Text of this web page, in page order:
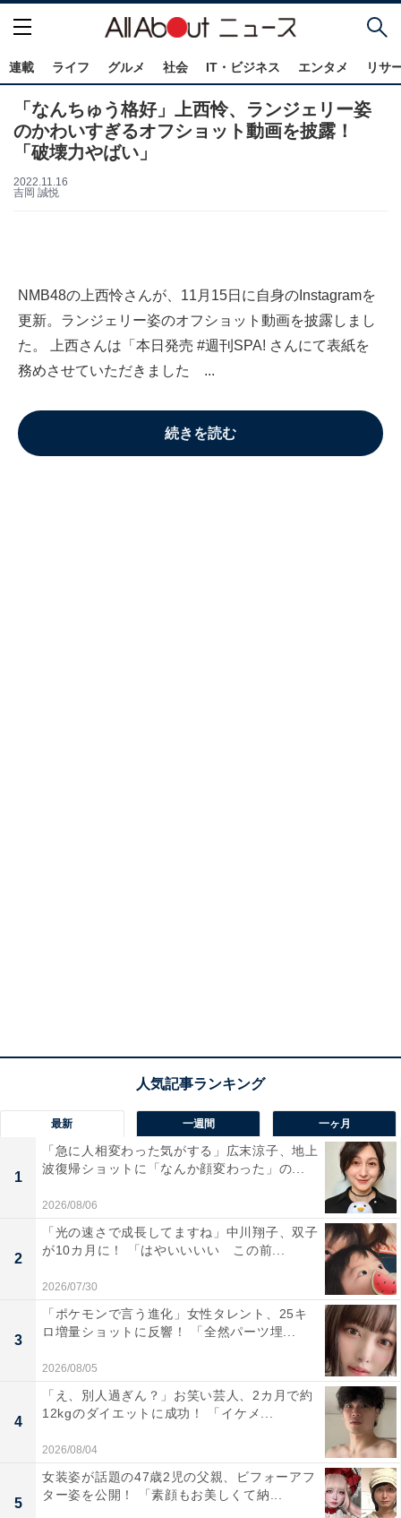
連載 ライフ グルメ 社会 IT・ビジネス エンタメ リサ
「なんちゅう格好」上西怜、ランジェリー姿
のかわいすぎるオフショット動画を披露！
「破壊力やばい」
2022.11.16
吉岡 誠悦
NMB48の上西怜さんが、11月15日に自身のInstagramを
更新。ランジェリー姿のオフショット動画を披露しまし
た。 上西さんは「本日発売 #週刊SPA! さんにて表紙を
務めさせていただきました ...
続きを読む
最新 一週間 一ヶ月
1
「急に人相変わった気がする」広末涼子、地上
波復帰ショットに「なんか顔変わった」の...
2026/08/06
2
「光の速さで成長してますね」中川翔子、双子
が10カ月に！ 「はやいいいい この前...
2026/07/30
3
「ポケモンで言う進化」女性タレント、25キ
ロ増量ショットに反響！ 「全然パーツ埋...
2026/08/05
4
「え、別人過ぎん？」お笑い芸人、2カ月で約
12kgのダイエットに成功！ 「イケメ...
2026/08/04
5
女装姿が話題の47歳2児の父親、ビフォーアフ
ター姿を公開！ 「素顔もお美しくて納...